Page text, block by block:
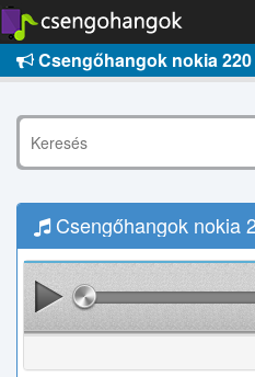
Csengőhangok nokia
Csengőhangok nokia